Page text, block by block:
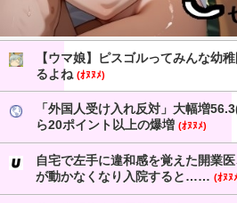
【ウマ娘】ピスゴルってみんな幼
るよね (ｵﾇﾇﾒ)
「外国人受け入れ反対」大幅増
ら20ポイント以上の爆増 (ｵﾇﾇﾒ)
自宅で左手に違和感を覚えた開業
が動かなくなり入院すると…… (ｵﾇﾇ